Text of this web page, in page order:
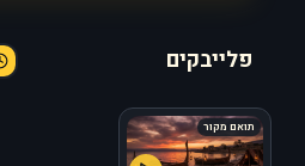
פלייבקים
תואם מקור